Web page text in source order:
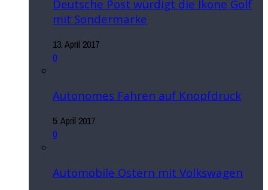
Deutsche Post würdigt die Ikone Golf
mit Sondermarke
13. April 2017
0
Autonomes Fahren auf Knopfdruck
5. April 2017
0
Automobile Ostern mit Volkswagen